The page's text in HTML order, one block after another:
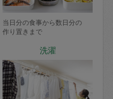
当日分の食事から数日分の
作り置きまで
洗濯